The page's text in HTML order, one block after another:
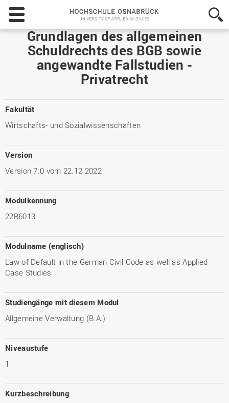
Hochschule
Osnabrück
-
University
of
Applied
Sciences
Grundlagen des allgemeinen
Schuldrechts des BGB sowie
angewandte Fallstudien -
Privatrecht
Fakultät
Wirtschafts- und Sozialwissenschaften
Version
Version 7.0 vom 22.12.2022
Modulkennung
22B6013
Modulname (englisch)
Law of Default in the German Civil Code as well as Applied
Case Studies
Studiengänge mit diesem Modul
Allgemeine Verwaltung (B.A.)
Niveaustufe
1
Kurzbeschreibung